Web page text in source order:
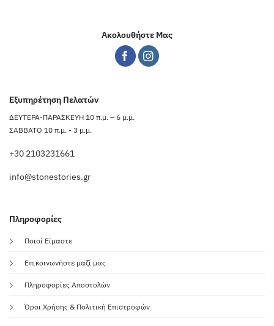
Ακολουθήστε Μας
Εξυπηρέτηση Πελατών
ΔΕΥΤΕΡΑ-ΠΑΡΑΣΚΕΥΗ 10 π.μ. – 6 μ.μ.
ΣΑΒΒΑΤΟ 10 π.μ. - 3 μ.μ.
+30 2103231661
info@stonestories.gr
Πληροφορίες
Ποιοί Είμαστε
Επικοινωνήστε μαζί μας
Πληροφορίες Αποστολών
Όροι Χρήσης & Πολιτική Επιστροφών